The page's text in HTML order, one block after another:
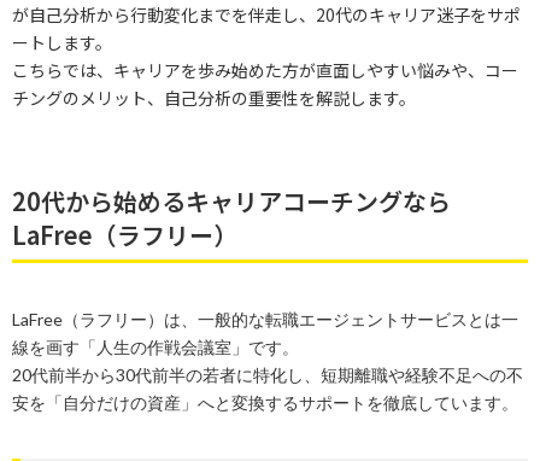
が自己分析から行動変化までを伴走し、20代のキャリア迷子をサポ
ートします。
こちらでは、キャリアを歩み始めた方が直面しやすい悩みや、コー
チングのメリット、自己分析の重要性を解説します。
20代から始めるキャリアコーチングなら
LaFree（ラフリー）
LaFree（ラフリー）は、一般的な転職エージェントサービスとは一
線を画す「人生の作戦会議室」です。
20代前半から30代前半の若者に特化し、短期離職や経験不足への不
安を「自分だけの資産」へと変換するサポートを徹底しています。